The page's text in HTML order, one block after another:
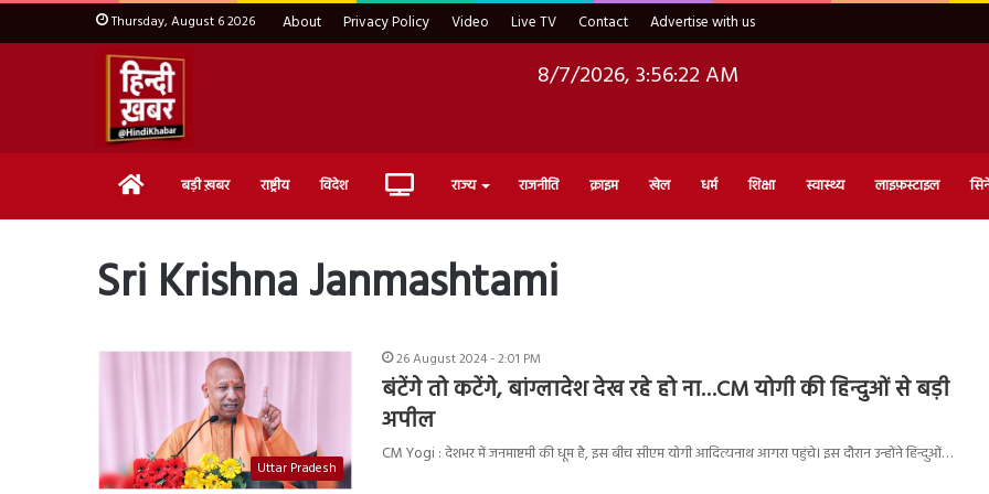
Thursday, August 6 2026 About Privacy Policy Video Live TV Contact Advertise with us
8/7/2026, 3:56:23 AM
Home बड़ी ख़बर राष्ट्रीय विदेश Live राज्य राजनीति क्राइम खेल धर्म शिक्षा स्वास्थ्य लाइफ़स्टाइल
Sri Krishna Janmashtami
Uttar Pradesh
26 August 2024 - 2:01 PM
बंटेंगे तो कटेंगे, बांग्लादेश देख रहे हो ना…CM योगी की हिन्दुओं से बड़ी
अपील
CM Yogi : देशभर में जनमाष्टमी की धूम है, इस बीच सीएम योगी आदित्यनाथ आगरा पहुंचे। इस दौरान उन्होंने हिन्दुओं…